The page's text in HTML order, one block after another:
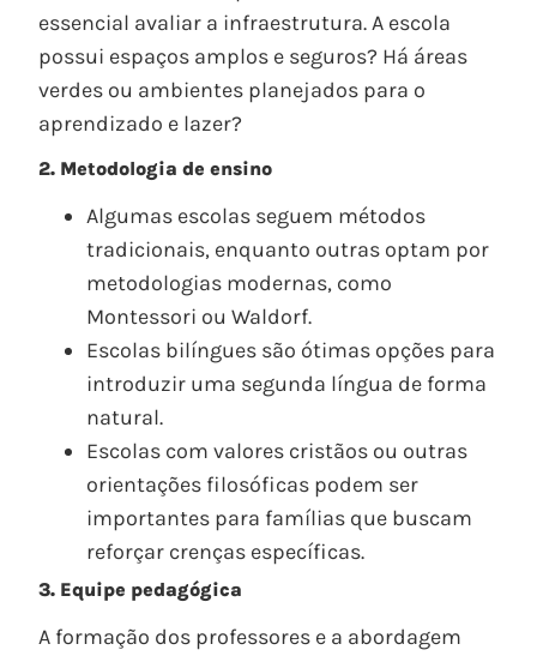
essencial avaliar a infraestrutura. A escola
possui espaços amplos e seguros? Há áreas
verdes ou ambientes planejados para o
aprendizado e lazer?
2. Metodologia de ensino
Algumas escolas seguem métodos
tradicionais, enquanto outras optam por
metodologias modernas, como
Montessori ou Waldorf.
Escolas bilíngues são ótimas opções para
introduzir uma segunda língua de forma
natural.
Escolas com valores cristãos ou outras
orientações filosóficas podem ser
importantes para famílias que buscam
reforçar crenças específicas.
3. Equipe pedagógica
A formação dos professores e a abordagem